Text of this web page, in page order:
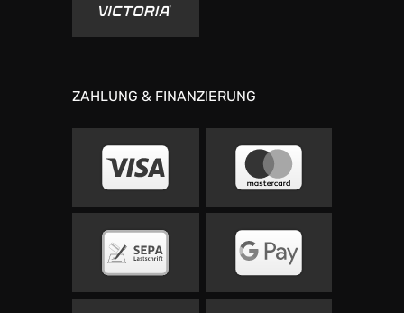
ZAHLUNG & FINANZIERUNG